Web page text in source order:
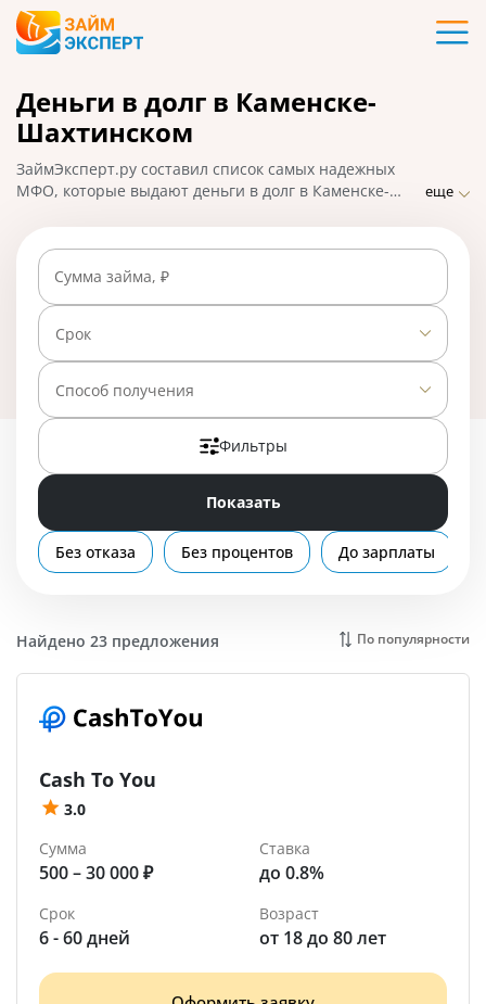
Карты
Кредиты
Ипотека
Вклады
Бизнес
Банки
Каменск-Шахтинский
Деньги в долг в Каменске-
Шахтинском
ЗаймЭксперт.ру составил список самых надежных
МФО, которые выдают деньги в долг в Каменске-
лучшее, подавайте заявку на микрозайм онлайн,
взять деньги можно наличными или на карту, счет,
кошелек. На 01.05.2025 вам доступно 23 предложения
со ставкой от 0% в день.
еще
Сумма займа, ₽
Срок
Способ получения
Фильтры
Показать
Без отказа Без процентов До зарплаты
Найдено 23 предложения По популярности
Cash To You
3.0
Сумма
500 – 30 000 ₽
Ставка
до 0.8%
Срок
6 - 60 дней
Возраст
от 18 до 80 лет